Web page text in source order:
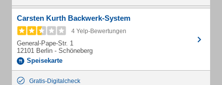
Carsten Kurth Backwerk-System
4 Yelp-Bewertungen
General-Pape-Str. 1
12101 Berlin - Schöneberg
Speisekarte
Gratis-Digitalcheck